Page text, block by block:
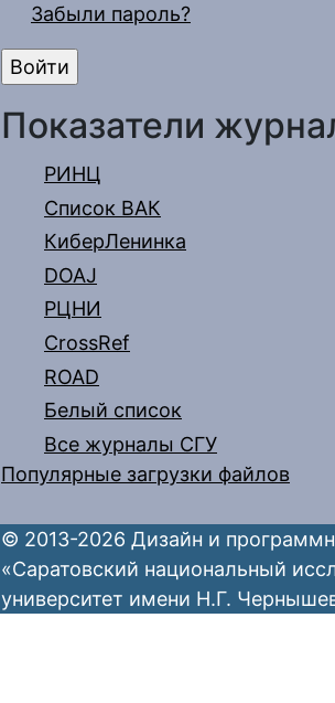
Забыли пароль?
Показатели
РИНЦ
Список ВАК
КиберЛенинка
DOAJ
РЦНИ
CrossRef
ROAD
Белый список
Все журналы СГУ
Популярные загрузки файлов
© 2013-2026 Дизайн и
«Саратовский национальный
университет имени Н.Г.